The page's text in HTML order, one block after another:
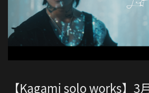
【Kagami solo works】3